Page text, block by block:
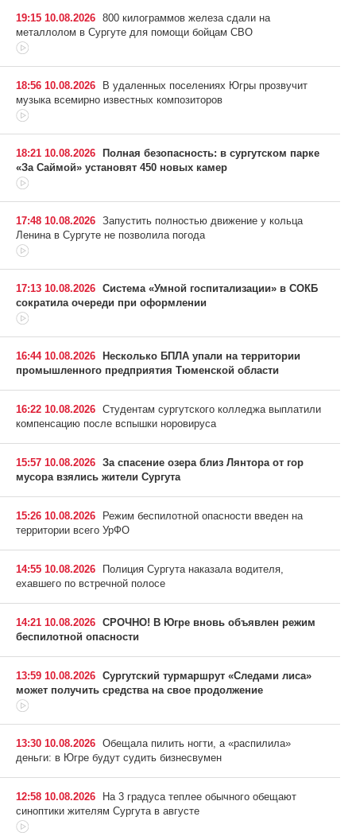
19:15 10.08.2026 800 килограммов железа сдали на
металлолом в Сургуте для помощи бойцам СВО
18:56 10.08.2026
В удаленных поселениях Югры прозвучит
музыка всемирно известных композиторов
18:21 10.08.2026 Полная безопасность: в сургутском парке
«За Саймой» установят 450 новых камер
17:48 10.08.2026 Запустить полностью движение у кольца
Ленина в Сургуте не позволила погода
17:13 10.08.2026 Система «Умной госпитализации» в СОКБ
сократила очереди при оформлении
16:44 10.08.2026 Несколько БПЛА упали на территории
промышленного предприятия Тюменской области
16:22 10.08.2026 Студентам сургутского колледжа выплатили
компенсацию после вспышки норовируса
15:57 10.08.2026 За спасение озера близ Лянтора от гор
мусора взялись жители Сургута
15:26 10.08.2026
Режим беспилотной опасности введен на
территории всего УрФО
14:55 10.08.2026
Полиция Сургута наказала водителя,
ехавшего по встречной полосе
14:21 10.08.2026 СРОЧНО! В Югре вновь объявлен режим
беспилотной опасности
13:59 10.08.2026 Сургутский турмаршрут «Следами лиса»
может получить средства на свое продолжение
13:30 10.08.2026 Обещала пилить ногти, а «распилила»
деньги: в Югре будут судить бизнесвумен
12:58 10.08.2026
На 3 градуса теплее обычного обещают
синоптики жителям Сургута в августе